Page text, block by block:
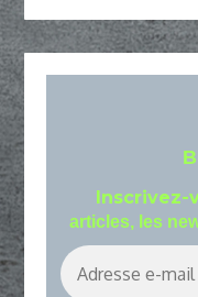
Inscrivez-
articles, les